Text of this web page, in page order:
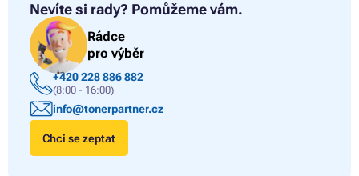
Nevíte si rady? Pomůžeme vám.
Rádce
pro výběr
+420 228 886 882
(8:00 - 16:00)
info@tonerpartner.cz
Chci se zeptat